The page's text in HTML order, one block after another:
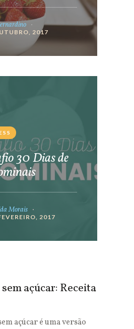
2017
30 Dias de
Morais
2017
açúcar: Receita
açúcar é uma versão